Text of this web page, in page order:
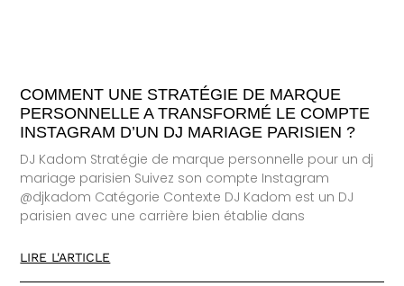
COMMENT UNE STRATÉGIE DE MARQUE
PERSONNELLE A TRANSFORMÉ LE COMPTE
INSTAGRAM D’UN DJ MARIAGE PARISIEN ?
DJ Kadom Stratégie de marque personnelle pour un dj
mariage parisien Suivez son compte Instagram
@djkadom Catégorie Contexte DJ Kadom est un DJ
parisien avec une carrière bien établie dans
LIRE L'ARTICLE